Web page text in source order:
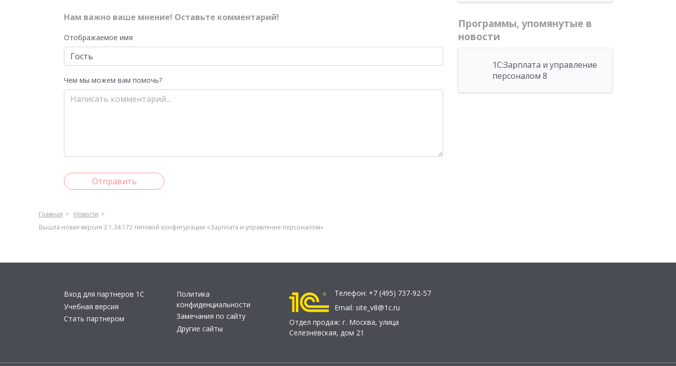
Нам важно ваше мнение! Оставьте комментарий!
Отображаемое имя
Чем мы можем вам помочь?
Отправить
Программы, упомянутые в
новости
1С:Зарплата и управление
персоналом 8
Главная
Новости
Вышла новая версия 3.1.34.172 типовой конфигурации «Зарплата и управление персоналом»
Вход для партнеров 1С
Учебная версия
Стать партнером
Политика
конфиденциальности
Замечания по сайту
Другие сайты
Телефон: +7 (495) 737-92-57
Email: site_v8@1c.ru
Отдел продаж: г. Москва, улица
Селезнёвская, дом 21